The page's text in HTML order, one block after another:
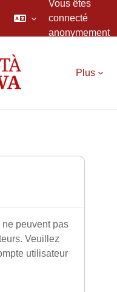
Vous êtes
connecté
anonymement
Plus
peuvent pas
Veuillez
utilisateur